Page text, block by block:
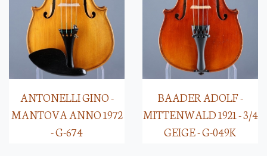
ANTONELLI GINO -
MANTOVA ANNO 1972
- G-674
BAADER ADOLF -
MITTENWALD 1921 - 3/4
GEIGE - G-049K